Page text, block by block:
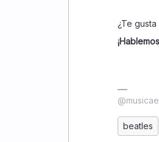
¿Te
beatles